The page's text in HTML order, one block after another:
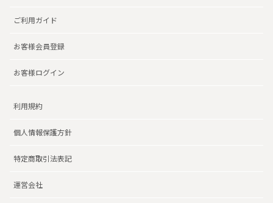
ご利用ガイド
お客様会員登録
お客様ログイン
利用規約
個人情報保護方針
特定商取引法表記
運営会社